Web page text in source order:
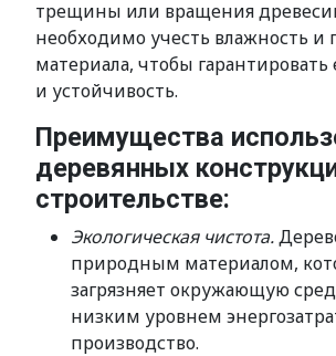
трещины или вращения
необходимо учесть влажность и
материала, чтобы гарантировать
и устойчивость.
Преимущества
деревянных
строительстве:
Экологическая чистота.
природным материалом,
загрязняет окружающую
низким уровнем
производство.